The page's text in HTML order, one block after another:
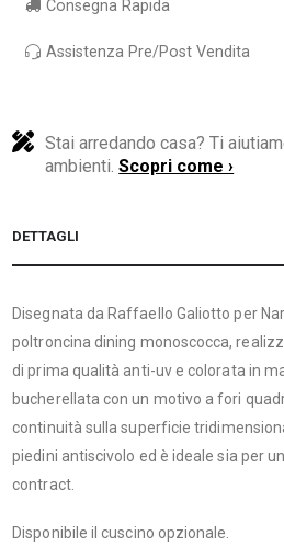
Consegna Rapida
Assistenza Pre/Post Vendita
Stai arredando casa? Ti
ambienti.Scopri come ›
DETTAGLI
Disegnata da Raffaello Galiotto per
poltroncina dining monoscocca,
di prima qualità anti-uv e colorata in
bucherellata con un motivo a fori
continuità sulla superficie
piedini antiscivolo ed è ideale sia per
contract.
Disponibile il cuscino opzionale.